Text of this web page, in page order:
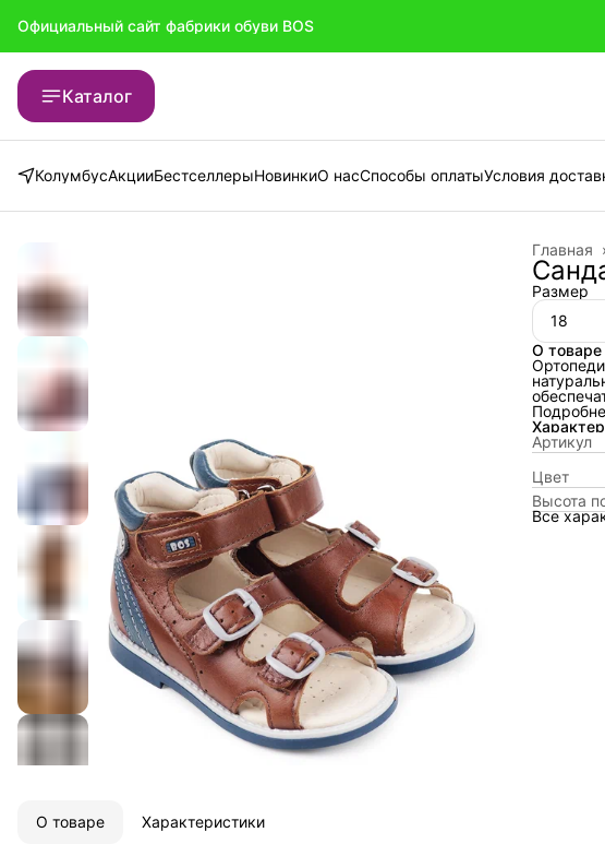
Официальный сайт фабрики обуви BOS
Каталог
КолумбусАкцииБестселлерыНовинкиО насСпособы оплатыУсловия
Главная ›
Размер
18
О товаре
стелька
липучка
ножки,
ножки.
Томаса
время
ходьбе.
Артикул
Цвет
Высота
Все
О товаре Характеристики